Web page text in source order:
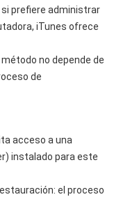
prefiere administrar
iTunes ofrece
no depende de
de
acceso a una
instalado para este
el proceso